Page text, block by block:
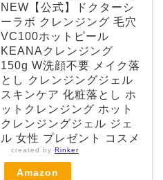
NEW【公式】ドクターシ
ーラボ クレンジング 毛穴
VC100ホットピール
KEANAクレンジング
150g W洗顔不要 メイク落
とし クレンジングジェル
スキンケア 化粧落とし ホ
ットクレンジング ホット
クレンジングジェル ジェ
ル 女性 プレゼント コスメ
created by Rinker
Amazon